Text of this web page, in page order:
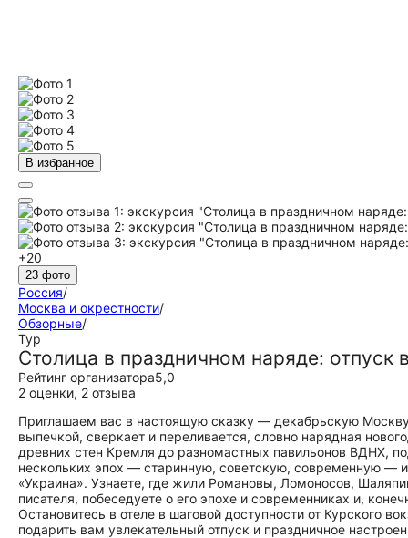
В избранное
+20
23 фото
Россия/
Москва и окрестности/
Обзорные/
Тур
Столица в праздничном наряде: отпуск
Рейтинг организатора5,0
2 оценки, 2 отзыва
Приглашаем вас в настоящую сказку — декабрьскую
выпечкой, сверкает и переливается, словно нарядная
древних стен Кремля до разномастных павильонов ВДНХ,
нескольких эпох — старинную, советскую, современную —
«Украина». Узнаете, где жили Романовы, Ломоносов,
писателя, побеседуете о его эпохе и современниках и,
Остановитесь в отеле в шаговой доступности от Курского
подарить вам увлекательный отпуск и праздничное